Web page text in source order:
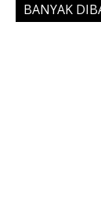
BANYAK